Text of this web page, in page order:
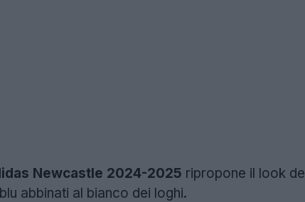
Newcastle 2024-2025 ripropone il look
abbinati al bianco dei loghi.